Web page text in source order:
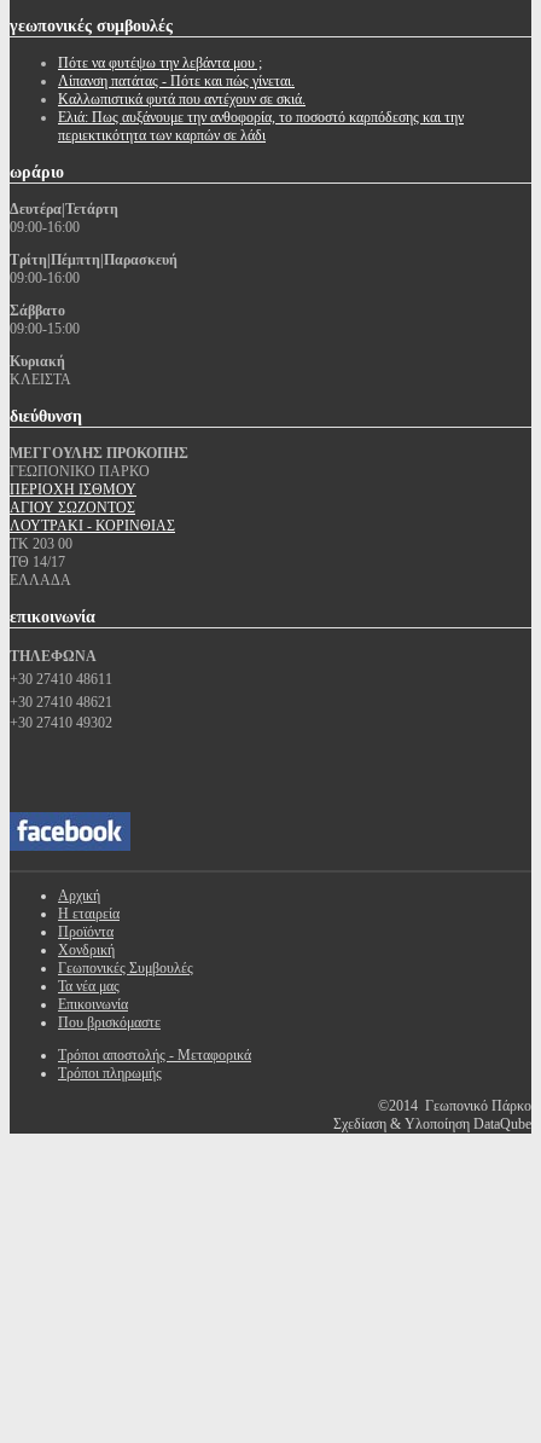
γεωπονικές συμβουλές
Πότε να φυτέψω την λεβάντα μου ;
Λίπανση πατάτας - Πότε και πώς γίνεται.
Καλλωπιστικά φυτά που αντέχουν σε σκιά.
Ελιά: Πως αυξάνουμε την ανθοφορία, το ποσοστό καρπόδεσης και την
περιεκτικότητα των καρπών σε λάδι
ωράριο
Δευτέρα|Τετάρτη
09:00-16:00
Τρίτη|Πέμπτη|Παρασκευή
09:00-16:00
Σάββατο
09:00-15:00
Κυριακή
ΚΛΕΙΣΤΑ
διεύθυνση
ΜΕΓΓΟΥΛΗΣ ΠΡΟΚΟΠΗΣ
ΓΕΩΠΟΝΙΚΟ ΠΑΡΚΟ
ΠΕΡΙΟΧΗ ΙΣΘΜΟΥ
ΑΓΙΟΥ ΣΩΖΟΝΤΟΣ
ΛΟΥΤΡΑΚΙ - ΚΟΡΙΝΘΙΑΣ
ΤΚ 203 00
ΤΘ 14/17
ΕΛΛΑΔΑ
επικοινωνία
ΤΗΛΕΦΩΝΑ
+30 27410 48611
+30 27410 48621
+30 27410 49302
Αρχική
Η εταιρεία
Προϊόντα
Χονδρική
Γεωπονικές Συμβουλές
Τα νέα μας
Επικοινωνία
Που βρισκόμαστε
Τρόποι αποστολής - Μεταφορικά
Τρόποι πληρωμής
©2014 Γεωπονικό Πάρκο
Σχεδίαση & Υλοποίηση DataQube